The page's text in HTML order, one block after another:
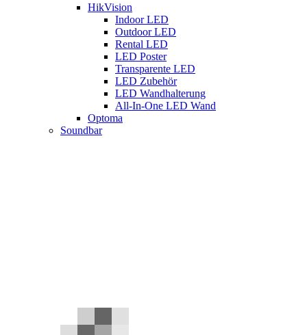
HikVision
Indoor LED
Outdoor LED
Rental LED
LED Poster
Transparente LED
LED Zubehör
LED Wandhalterung
All-In-One LED Wand
Optoma
Soundbar